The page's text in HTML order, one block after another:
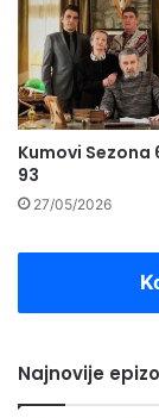
Kumovi Sezona
93
27/05/2026
Najnovije